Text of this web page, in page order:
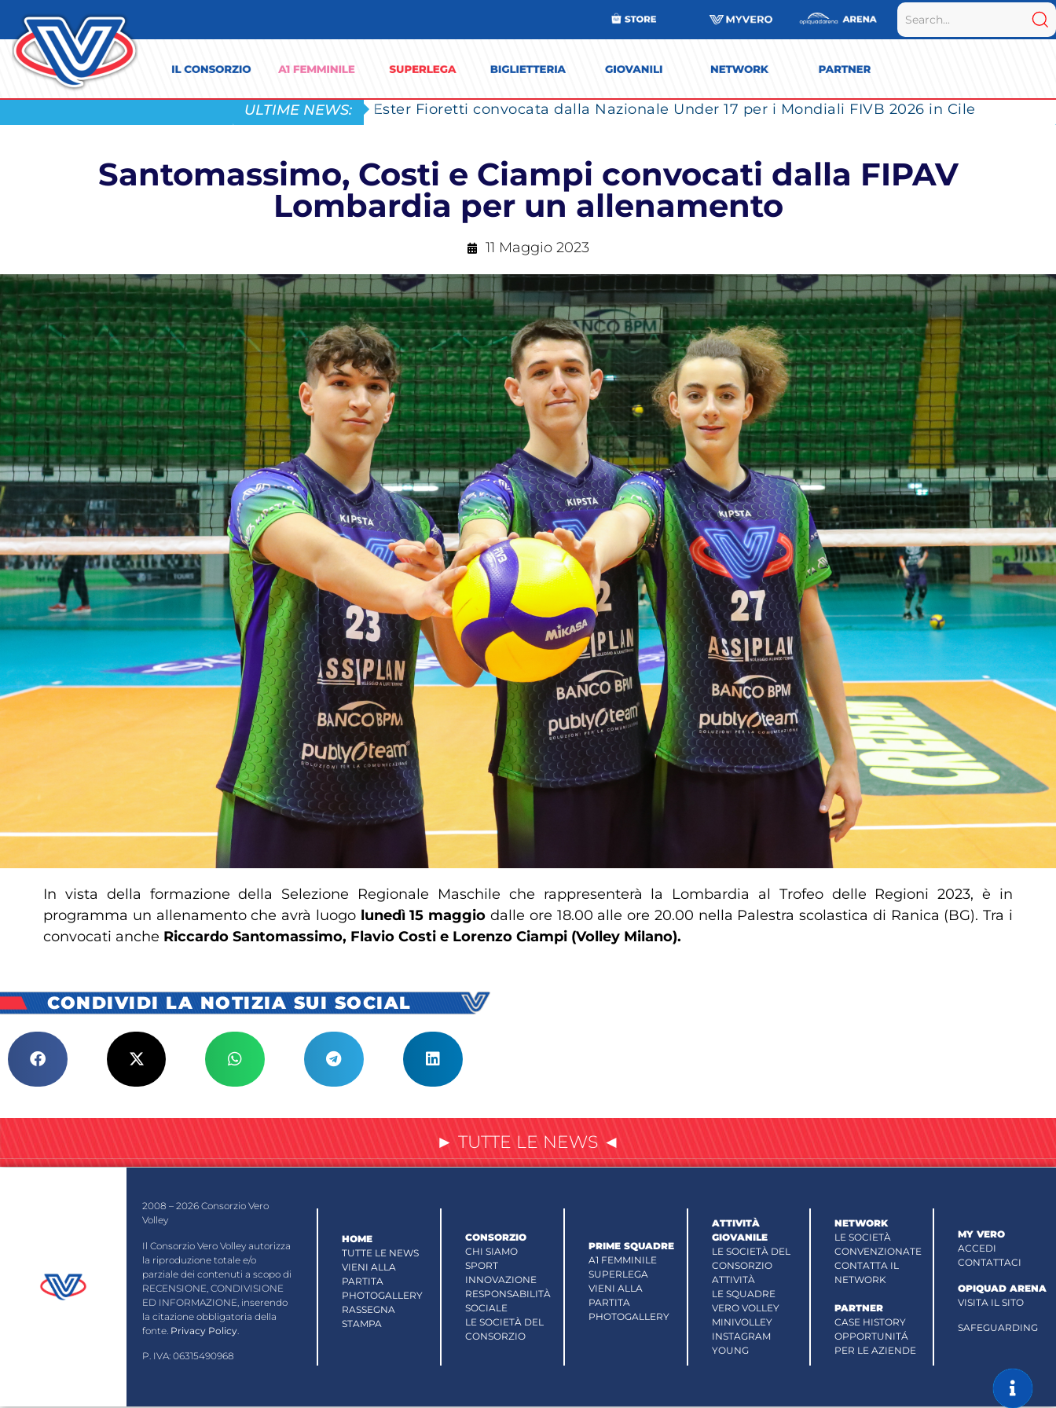
ULTIME NEWS: Ester Fioretti convocata dalla Nazionale Under 17 per i Mondiali FIVB 2026 in Cile
Santomassimo, Costi e Ciampi convocati dalla FIPAV
Lombardia per un allenamento
11 Maggio 2023
In vista della formazione della Selezione Regionale Maschile che rappresenterà la Lombardia al Trofeo delle Regioni 2023, è in
programma un allenamento che avrà luogo lunedì 15 maggio dalle ore 18.00 alle ore 20.00 nella Palestra scolastica di Ranica (BG). Tra i
convocati anche Riccardo Santomassimo, Flavio Costi e Lorenzo Ciampi (Volley Milano).
CONDIVIDI LA NOTIZIA SUI SOCIAL
► TUTTE LE NEWS ◄
2008 – 2026 Consorzio Vero
Volley
Il Consorzio Vero Volley autorizza
la riproduzione totale e/o
parziale dei contenuti a scopo di
RECENSIONE, CONDIVISIONE
ED INFORMAZIONE, inserendo
la citazione obbligatoria della
fonte. Privacy Policy
P. IVA: 06315490968
HOME
TUTTE LE NEWS
VIENI ALLA
PARTITA
PHOTOGALLERY
RASSEGNA
STAMPA
CONSORZIO
CHI SIAMO
SPORT
INNOVAZIONE
RESPONSABILITÀ
SOCIALE
LE SOCIETÀ DEL
CONSORZIO
PRIME SQUADRE
A1 FEMMINILE
SUPERLEGA
VIENI ALLA
PARTITA
PHOTOGALLERY
ATTIVITÀ
GIOVANILE
LE SOCIETÀ DEL
CONSORZIO
ATTIVITÀ
LE SQUADRE
VERO VOLLEY
MINIVOLLEY
INSTAGRAM
YOUNG
NETWORK
LE SOCIETÀ
CONVENZIONATE
CONTATTA IL
NETWORK
PARTNER
CASE HISTORY
OPPORTUNITÁ
PER LE AZIENDE
MY VERO
ACCEDI
CONTATTACI
OPIQUAD ARENA
VISITA IL SITO
SAFEGUARDING